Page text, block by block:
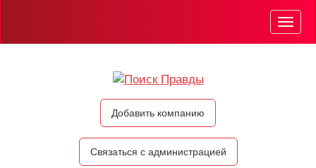
Добавить компанию
Связаться с администрацией
Меню